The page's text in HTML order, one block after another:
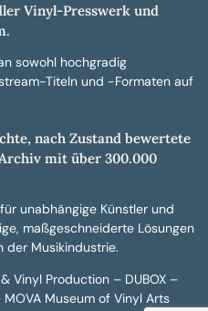
Vinyl-Presswerk und
sowohl hochgradig
Titeln und -Formaten auf
nach Zustand bewertete
mit über 300.000
unabhängige Künstler und
maßgeschneiderte Lösungen
der Musikindustrie.
Vinyl Production – DUBOX –
Museum of Vinyl Arts